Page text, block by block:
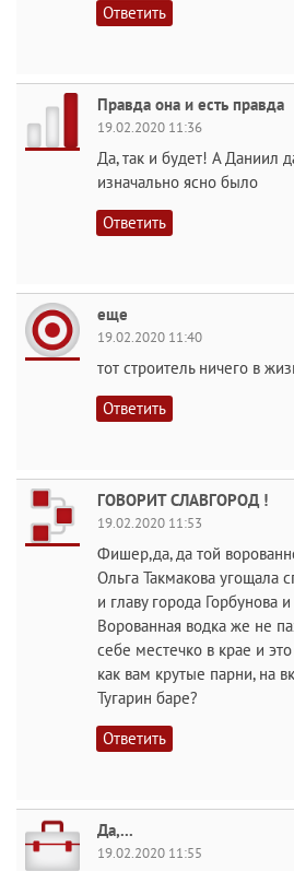
Ответить
Правда она и есть правда
19.02.2020 11:36
Да, так и будет! А Даниил
изначально ясно было
Ответить
еще
19.02.2020 11:40
тот строитель ничего в
Ответить
ГОВОРИТ СЛАВГОРОД !
19.02.2020 11:53
Фишер,да, да той
Ольга Такмакова угощала
и главу города Горбунова
Ворованная водка же не
себе местечко в крае и
как вам крутые парни, на
Тугарин баре?
Ответить
Да,...
19.02.2020 11:55